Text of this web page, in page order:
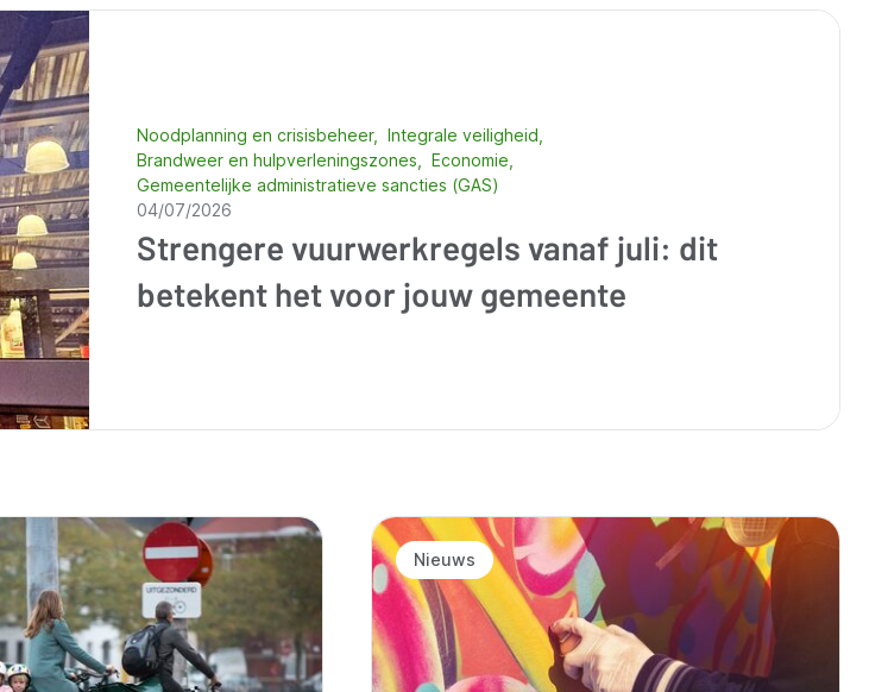
Strengere vuurwerkregels vanaf juli: dit
betekent het voor jouw gemeente
Noodplanning en crisisbeheer
Integrale veiligheid
Brandweer en hulpverleningszones
Economie
Gemeentelijke administratieve sancties (GAS)
04/07/2026
Nieuws